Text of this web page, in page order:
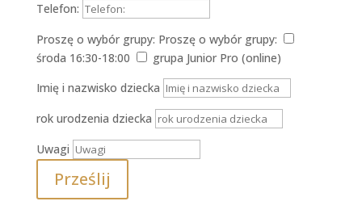
Telefon:
Proszę o wybór grupy: Proszę o wybór grupy:
środa 16:30-18:00
grupa Junior Pro (online)
Imię i nazwisko dziecka
rok urodzenia dziecka
Uwagi
Prześlij